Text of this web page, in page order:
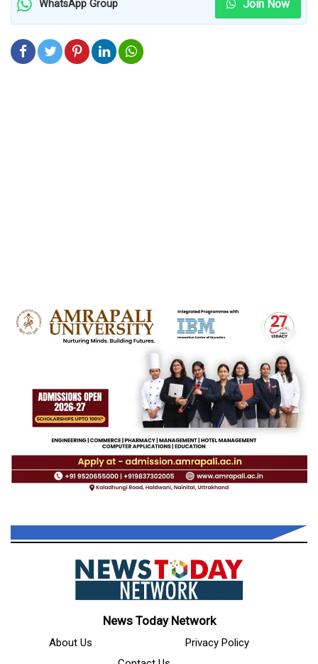
WhatsApp Group Join Now
News Today Network
About Us
Privacy Policy